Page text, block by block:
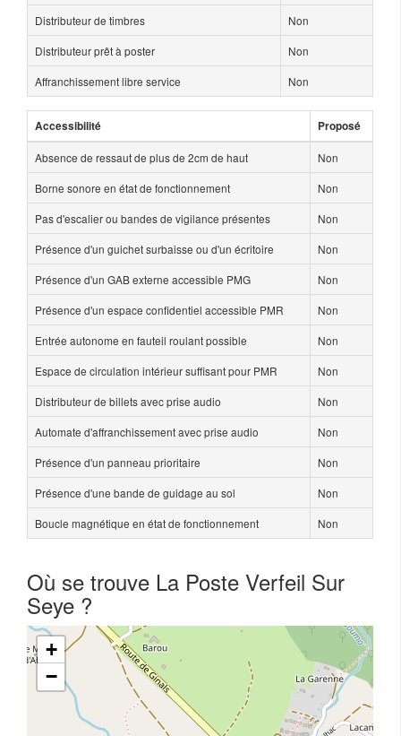
Distributeur de timbres
Non
Distributeur prêt à poster
Non
Affranchissement libre service
Non
Accessibilité Proposé
Absence de ressaut de plus de 2cm de haut
Non
Borne sonore en état de fonctionnement
Non
Pas d'escalier ou bandes de vigilance présentes
Non
Présence d'un guichet surbaisse ou d'un écritoire
Non
Présence d'un GAB externe accessible PMG
Non
Présence d'un espace confidentiel accessible PMR
Non
Entrée autonome en fauteil roulant possible
Non
Espace de circulation intérieur suffisant pour PMR
Non
Distributeur de billets avec prise audio
Non
Automate d'affranchissement avec prise audio
Non
Présence d'un panneau prioritaire
Non
Présence d'une bande de guidage au sol
Non
Boucle magnétique en état de fonctionnement
Non
Où se trouve La Poste Verfeil Sur
Seye ?
+
−